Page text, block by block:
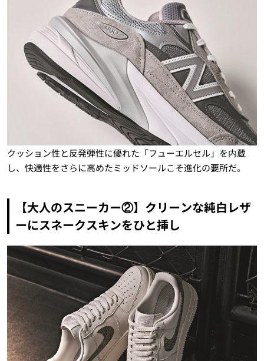
クッション性と反発弾性に優れた「フューエルセル」を内蔵
し、快適性をさらに高めたミッドソールこそ進化の要所だ。
【大人のスニーカー②】クリーンな純白レザ
ーにスネークスキンをひと挿し